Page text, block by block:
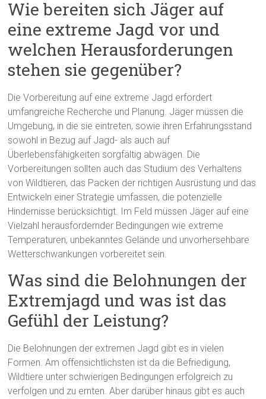
Wie bereiten sich Jäger auf
eine extreme Jagd vor und
welchen Herausforderungen
stehen sie gegenüber?
Die Vorbereitung auf eine extreme Jagd erfordert
umfangreiche Recherche und Planung. Jäger müssen die
Umgebung, in die sie eintreten, sowie ihren Erfahrungsstand
sowohl in Bezug auf Jagd- als auch auf
Überlebensfähigkeiten sorgfältig abwägen. Die
Vorbereitungen sollten auch das Studium des Verhaltens
von Wildtieren, das Packen der richtigen Ausrüstung und das
Entwickeln einer Strategie umfassen, die potenzielle
Hindernisse berücksichtigt. Im Feld müssen Jäger auf eine
Vielzahl herausfordernder Bedingungen wie extreme
Temperaturen, unbekanntes Gelände und unvorhersehbare
Wetterschwankungen vorbereitet sein.
Was sind die Belohnungen der
Extremjagd und was ist das
Gefühl der Leistung?
Die Belohnungen der extremen Jagd gibt es in vielen
Formen. Am offensichtlichsten ist da die Befriedigung,
Wildtiere unter schwierigen Bedingungen erfolgreich zu
verfolgen und zu ernten. Aber darüber hinaus gibt es auch